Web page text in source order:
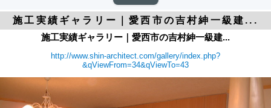
施工実績ギャラリー｜愛西市の吉村紳一級建...
施工実績ギャラリー｜愛西市の吉村紳一級建...
http://www.shin-architect.com/gallery/index.php?
&qViewFrom=34&qViewTo=43